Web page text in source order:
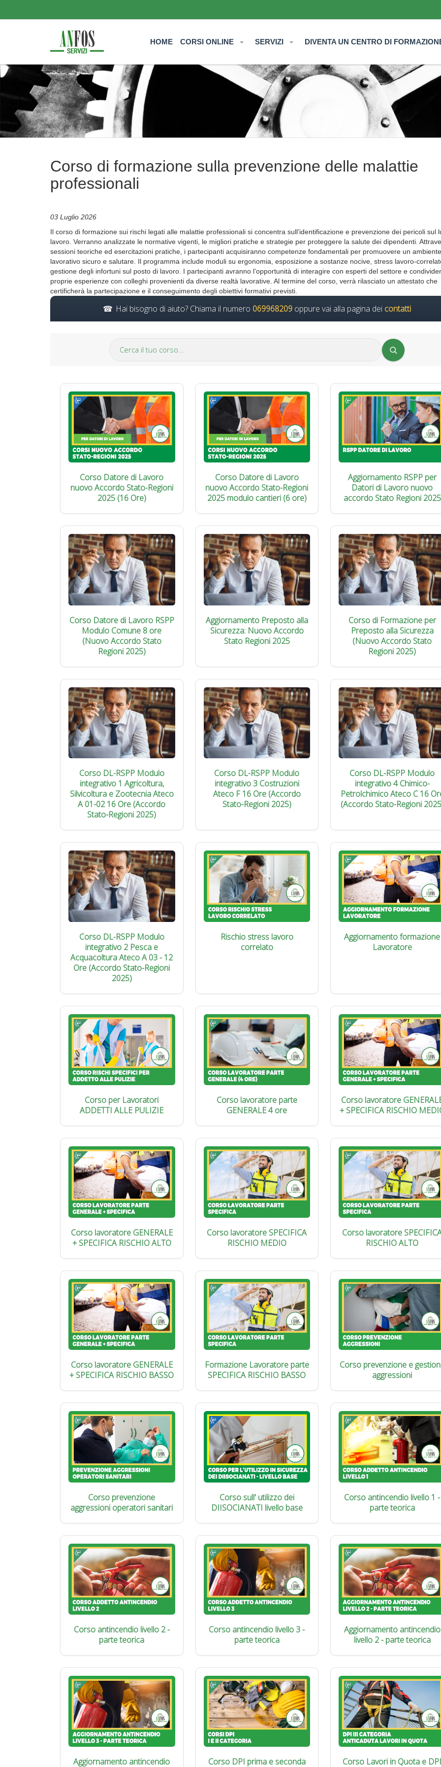
HOME CORSI ONLINE SERVIZI DIVENTA UN CENTRO DI
Corso di formazione sulla prevenzione delle malattie
professionali
03 Luglio 2026
Il corso di formazione sui rischi legati alle malattie professionali si concentra sull’identificazione e prevenzione dei pericoli sul
lavoro. Verranno analizzate le normative vigenti, le migliori pratiche e strategie per proteggere la salute dei dipendenti.
sessioni teoriche ed esercitazioni pratiche, i partecipanti acquisiranno competenze fondamentali per promuovere un ambiente
lavorativo sicuro e salutare. Il programma include moduli su ergonomia, esposizione a sostanze nocive, stress lavoro-
gestione degli infortuni sul posto di lavoro. I partecipanti avranno l’opportunità di interagire con esperti del settore e
proprie esperienze con colleghi provenienti da diverse realtà lavorative. Al termine del corso, verrà rilasciato un attestato che
certificherà la partecipazione e il conseguimento degli obiettivi formativi previsti.
Hai bisogno di aiuto? Chiama il numero 069968209 oppure vai alla pagina dei contatti
Corso Datore di Lavoro
nuovo Accordo Stato-Regioni
2025 (16 Ore)
Corso Datore di Lavoro
nuovo Accordo Stato-Regioni
2025 modulo cantieri (6 ore)
Aggiornamento RSPP per
Datori di Lavoro nuovo
accordo Stato Regioni 2025
Corso Datore di Lavoro RSPP
Modulo Comune 8 ore
(Nuovo Accordo Stato
Regioni 2025)
Aggiornamento Preposto alla
Sicurezza: Nuovo Accordo
Stato Regioni 2025
Corso di Formazione per
Preposto alla Sicurezza
(Nuovo Accordo Stato
Regioni 2025)
Corso DL-RSPP Modulo
integrativo 1 Agricoltura,
Silvicoltura e Zootecnia Ateco
A 01-02 16 Ore (Accordo
Stato-Regioni 2025)
Corso DL-RSPP Modulo
integrativo 3 Costruzioni
Ateco F 16 Ore (Accordo
Stato-Regioni 2025)
Corso DL-RSPP Modulo
integrativo 4 Chimico-
Petrolchimico Ateco C 16
(Accordo Stato-Regioni
Corso DL-RSPP Modulo
integrativo 2 Pesca e
Acquacoltura Ateco A 03 - 12
Ore (Accordo Stato-Regioni
2025)
Rischio stress lavoro
correlato
Aggiornamento formazione
Lavoratore
Corso per Lavoratori
ADDETTI ALLE PULIZIE
Corso lavoratore parte
GENERALE 4 ore
Corso lavoratore
+ SPECIFICA RISCHIO
Corso lavoratore GENERALE
+ SPECIFICA RISCHIO ALTO
Corso lavoratore SPECIFICA
RISCHIO MEDIO
Corso lavoratore
RISCHIO ALTO
Corso lavoratore GENERALE
+ SPECIFICA RISCHIO BASSO
Formazione Lavoratore parte
SPECIFICA RISCHIO BASSO
Corso prevenzione e
aggressioni
Corso prevenzione
aggressioni operatori sanitari
Corso sull' utilizzo dei
DIISOCIANATI livello base
Corso antincendio livello 1 -
parte teorica
Corso antincendio livello 2 -
parte teorica
Corso antincendio livello 3 -
parte teorica
Aggiornamento antincendio
livello 2 - parte teorica
Aggiornamento antincendio
Corso DPI prima e seconda
Corso Lavori in Quota e